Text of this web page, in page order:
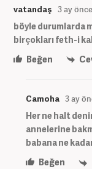
vatandaş 3 ay önce
böyle durumlarda
birçokları feth-i
Beğen
Camoha 3 ay
Her ne halt
annelerine
babana ne
Beğen